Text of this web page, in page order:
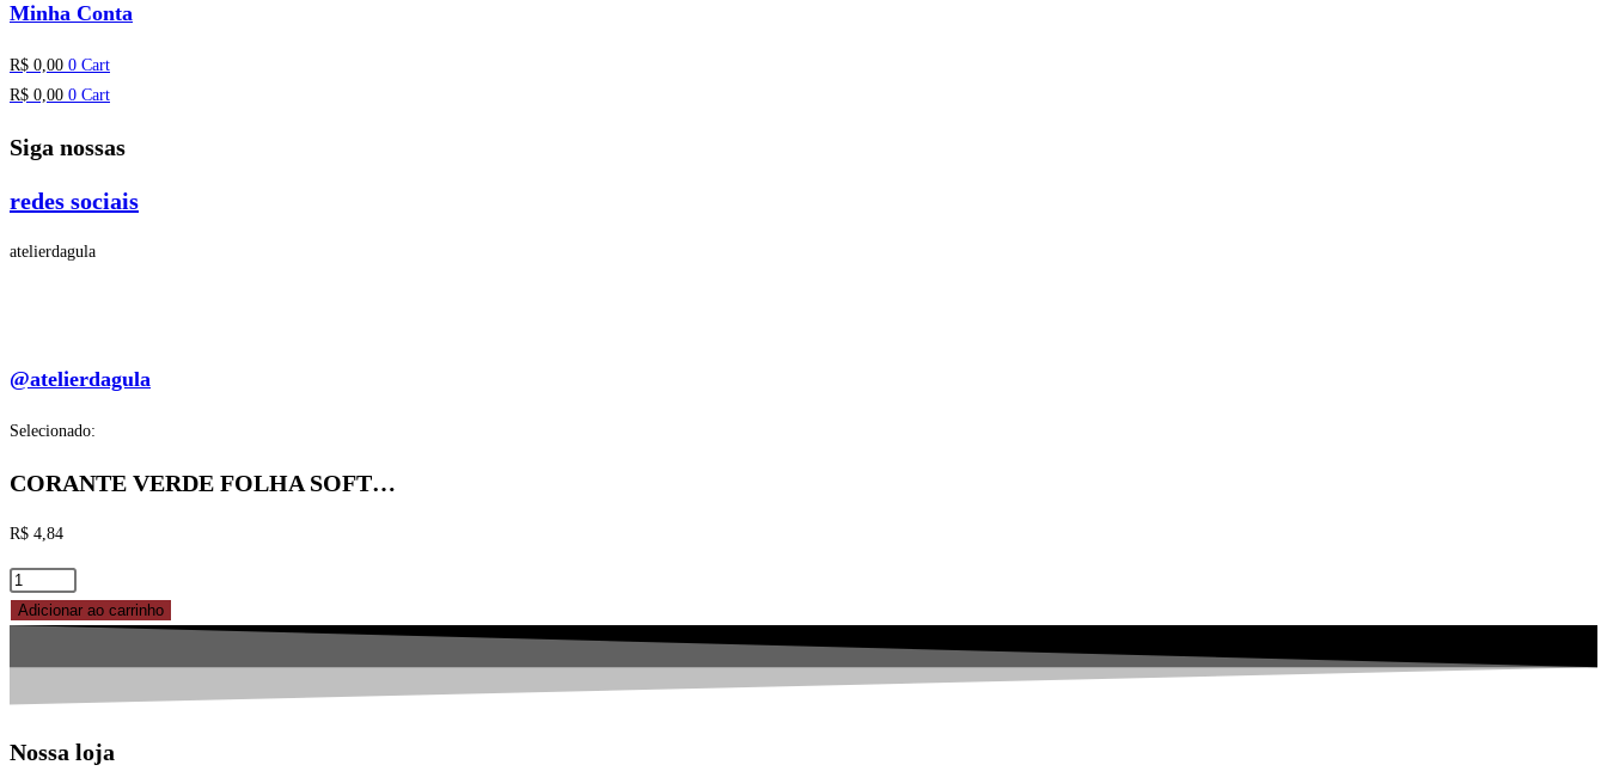
Minha Conta
R$ 0,00 0 Cart
R$ 0,00 0 Cart
Siga nossas
redes sociais
atelierdagula
@atelierdagula
Selecionado:
CORANTE VERDE FOLHA SOFT…
R$ 4,84
CORANTE
VERDE
SOFT
25G
Adicionar ao carrinho
Nossa loja